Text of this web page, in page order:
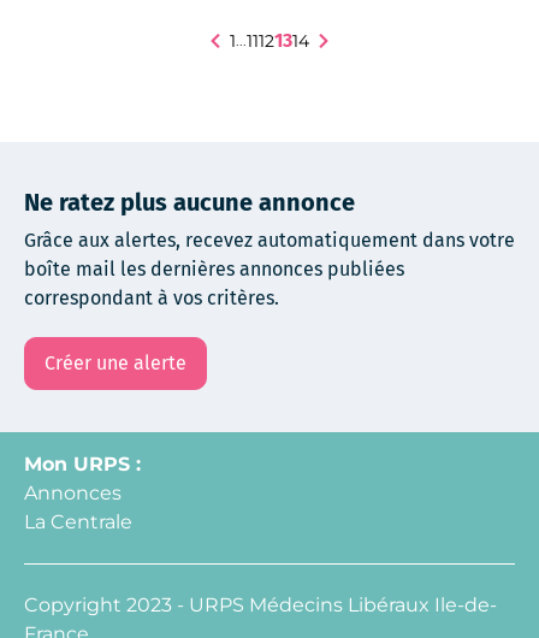
1 11121314
Ne ratez plus aucune annonce
Grâce aux alertes, recevez automatiquement dans votre
boîte mail les dernières annonces publiées
correspondant à vos critères.
Créer une alerte
Mon URPS :
Annonces
La Centrale
Copyright 2023 - URPS Médecins Libéraux Ile-de-